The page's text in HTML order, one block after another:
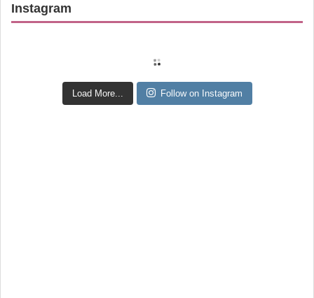
Instagram
Load More... Follow on Instagram